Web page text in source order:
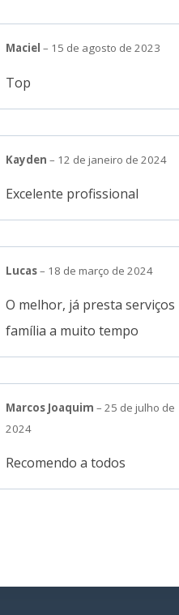
Maciel – 15 de agosto de 2023
Top
Kayden – 12 de janeiro de 2024
Excelente profissional
Lucas– 18 de março de 2024
O melhor, já presta
família a muito tempo
Marcos Joaquim – 25 de julho de
2024
Recomendo a todos